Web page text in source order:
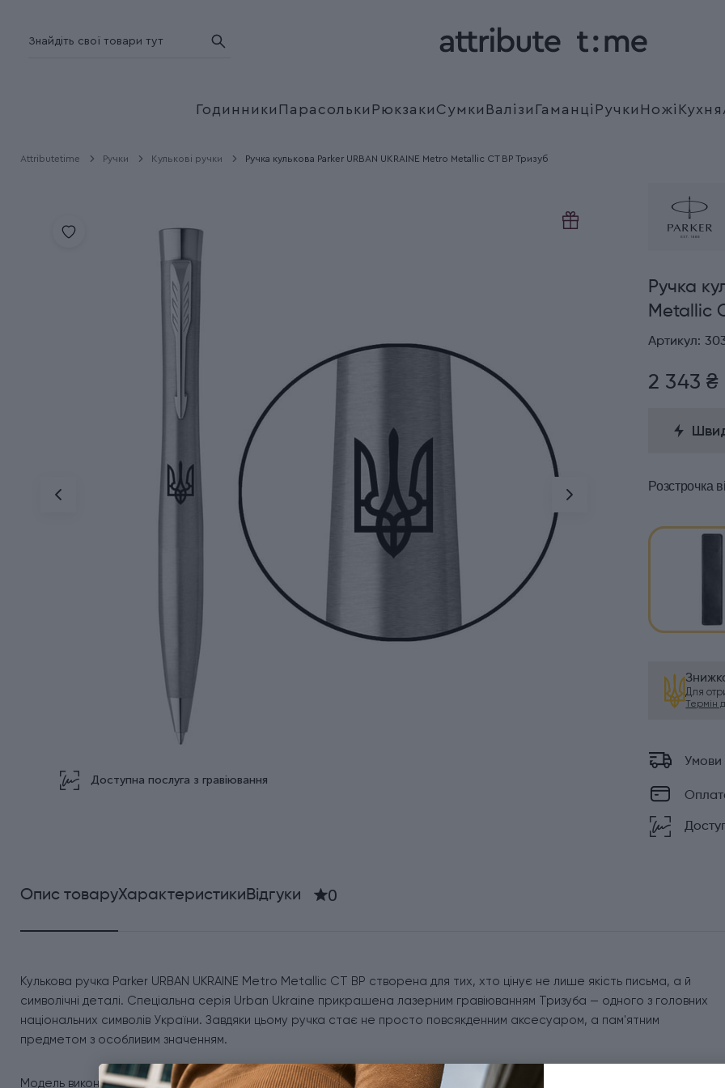
Годинники Парасольки Рюкзаки Сумки Валізи Гаманці Ручки Ножі Кухня
Attributetime Ручки Кулькові ручки Ручка кулькова Parker URBAN UKRAINE Metro Metallic CT BP Тризуб
Доступна послуга з гравіювання
Ручка
Metallic
Артикул:
2 343 ₴
Розстрочка
Для
Термін
Умови
Опис товаруХарактеристикиВідгуки 0
Кулькова ручка Parker URBAN UKRAINE Metro Metallic CT BP створена для тих, хто цінує не лише якість письма, а й
символічні деталі. Спеціальна серія Urban Ukraine прикрашена лазерним гравіюванням Тризуба — одного з головних
національних символів України. Завдяки цьому ручка стає не просто повсякденним аксесуаром, а пам'ятним
предметом з особливим значенням.
Модель виконана в популярному дизайні Metro Metallic CT, який поєднує повністю металеву конструкцію,